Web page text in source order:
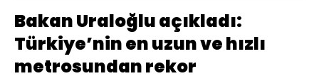
Bakan Uraloğlu açıkladı:
Türkiye’nin en uzun ve hızlı
metrosundan rekor